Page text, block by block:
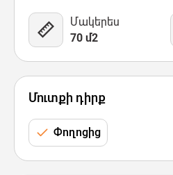
Մակերես
70 մ2
Մուտքի դիրք
Փողոցից